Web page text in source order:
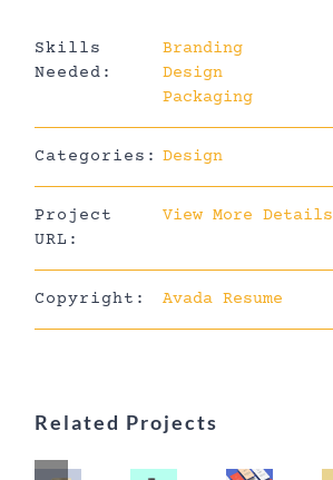
Skills
Needed:
Branding
Design
Packaging
Categories: Design
Project
URL:
View More Details
Copyright: Avada Resume
Related Projects